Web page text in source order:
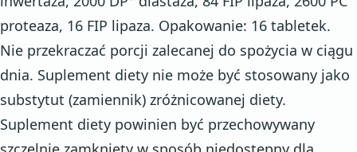
proteaza, 16 FIP lipaza. Opakowanie: 16 tabletek.
Nie przekraczać porcji zalecanej do spożycia w ciągu
dnia. Suplement diety nie może być stosowany jako
substytut (zamiennik) zróżnicowanej diety.
Suplement diety powinien być przechowywany